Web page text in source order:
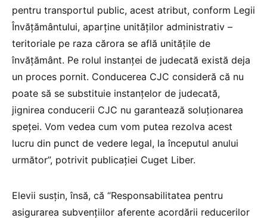
pentru transportul public, acest atribut, conform Legii
Învăţământului, aparţine unităţilor administrativ –
teritoriale pe raza cărora se află unităţile de
învăţământ. Pe rolul instanţei de judecată există deja
un proces pornit. Conducerea CJC consideră că nu
poate să se substituie instanţelor de judecată,
jignirea conducerii CJC nu garantează soluţionarea
speţei. Vom vedea cum vom putea rezolva acest
lucru din punct de vedere legal, la începutul anului
următor”, potrivit publicației Cuget Liber.
Elevii susțin, însă, că “Responsabilitatea pentru
asigurarea subvențiilor aferente acordării reducerilor